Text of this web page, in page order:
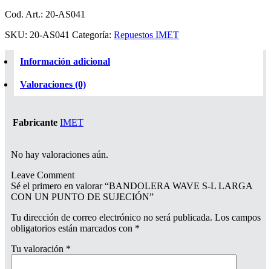
Cod. Art.: 20-AS041
SKU: 20-AS041 Categoría: Repuestos IMET
Información adicional
Valoraciones (0)
Fabricante IMET
No hay valoraciones aún.
Leave Comment
Sé el primero en valorar “BANDOLERA WAVE S-L LARGA
CON UN PUNTO DE SUJECIÓN”
Tu dirección de correo electrónico no será publicada. Los campos
obligatorios están marcados con *
Tu valoración *